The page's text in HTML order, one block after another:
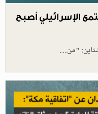
الإسرائيلي أصبح
"من…